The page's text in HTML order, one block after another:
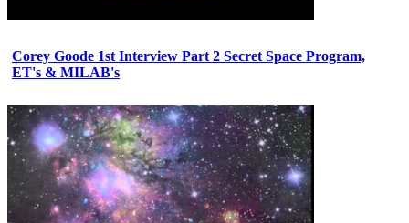
Corey Goode 1st Interview Part 2 Secret Space Program,
ET's & MILAB's